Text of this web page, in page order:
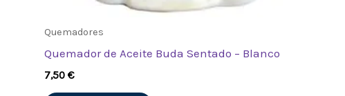
Quemadores
Quemador de Aceite Buda Sentado – Blanco
7,50 €